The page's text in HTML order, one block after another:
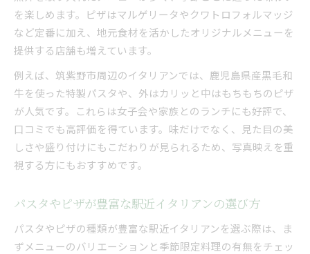
を楽しめます。ピザはマルゲリータやクワトロフォルマッジ
など定番に加え、地元食材を活かしたオリジナルメニューを
提供する店舗も増えています。
例えば、筑紫野市周辺のイタリアンでは、鹿児島県産黒毛和
牛を使った特製パスタや、外はカリッと中はもちもちのピザ
が人気です。これらは女子会や家族とのランチにも好評で、
口コミでも高評価を得ています。味だけでなく、見た目の美
しさや盛り付けにもこだわりが見られるため、写真映えを重
視する方にもおすすめです。
パスタやピザが豊富な駅近イタリアンの選び方
パスタやピザの種類が豊富な駅近イタリアンを選ぶ際は、ま
ずメニューのバリエーションと季節限定料理の有無をチェッ